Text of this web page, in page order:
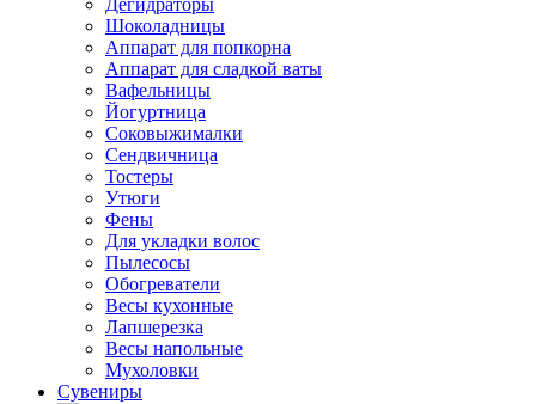
Дегидраторы
Шоколадницы
Аппарат для попкорна
Аппарат для сладкой ваты
Вафельницы
Йогуртница
Соковыжималки
Сендвичница
Тостеры
Утюги
Фены
Для укладки волос
Пылесосы
Обогреватели
Весы кухонные
Лапшерезка
Весы напольные
Мухоловки
Сувениры